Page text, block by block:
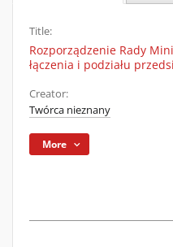
Title:
Rozporządzenie Rady
łączenia i podziału
Creator:
Twórca nieznany
More